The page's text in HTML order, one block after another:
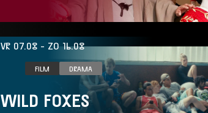
VR 07.08 - ZO 16.08
FILM DRAMA
WILD FOXES